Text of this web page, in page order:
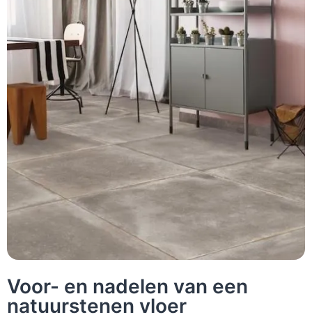
Voor- en nadelen van een
natuurstenen vloer